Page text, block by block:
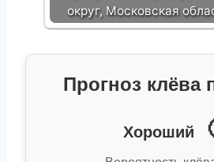
округ, Московская
Прогноз клёва
Хороший